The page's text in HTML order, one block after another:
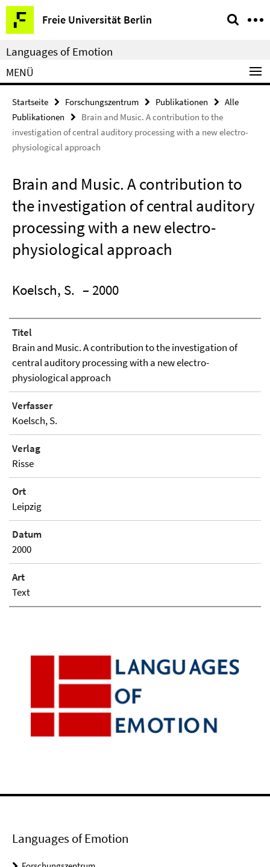
Springe
direkt
zu
Inhalt
Freie Universität Berlin
Service-
Navigation
Languages of Emotion
MENÜ
Startseite Forschungszentrum Publikationen
Alle
Publikationen
Brain and Music. A contribution to the
investigation of central auditory processing with a new electro-
physiological approach
Brain and Music. A contribution to
the investigation of central auditory
processing with a new electro-
physiological approach
Koelsch, S. – 2000
Titel
Brain and Music. A contribution to the investigation of
central auditory processing with a new electro-
physiological approach
Verfasser
Koelsch, S.
Verlag
Risse
Ort
Leipzig
Datum
2000
Art
Text
Languages of Emotion